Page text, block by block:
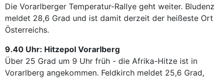
Die Vorarlberger Temperatur-Rallye geht weiter. Bludenz
meldet 28,6 Grad und ist damit derzeit der heißeste Ort
Österreichs.
9.40 Uhr: Hitzepol Vorarlberg
Über 25 Grad um 9 Uhr früh - die Afrika-Hitze ist in
Vorarlberg angekommen. Feldkirch meldet 25,6 Grad,